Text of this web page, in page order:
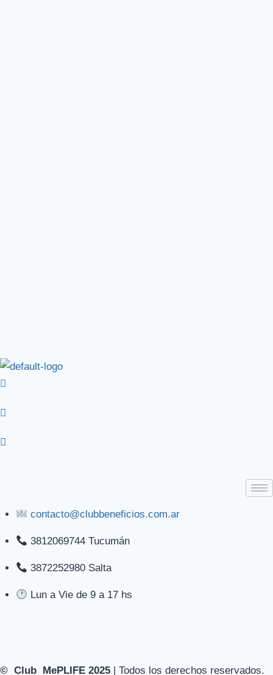
contacto@clubbeneficios.com.ar
3812069744 Tucumán
3872252980 Salta
Lun a Vie de 9 a 17 hs
© Club MePLIFE 2025 | Todos los derechos reservados.